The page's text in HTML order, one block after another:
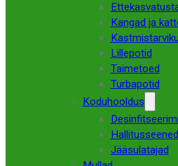
Kangad ja
Lillepotid
Taimetoed
Turbapotid
Koduhooldus
Hallitusseened
Jääsulatajad